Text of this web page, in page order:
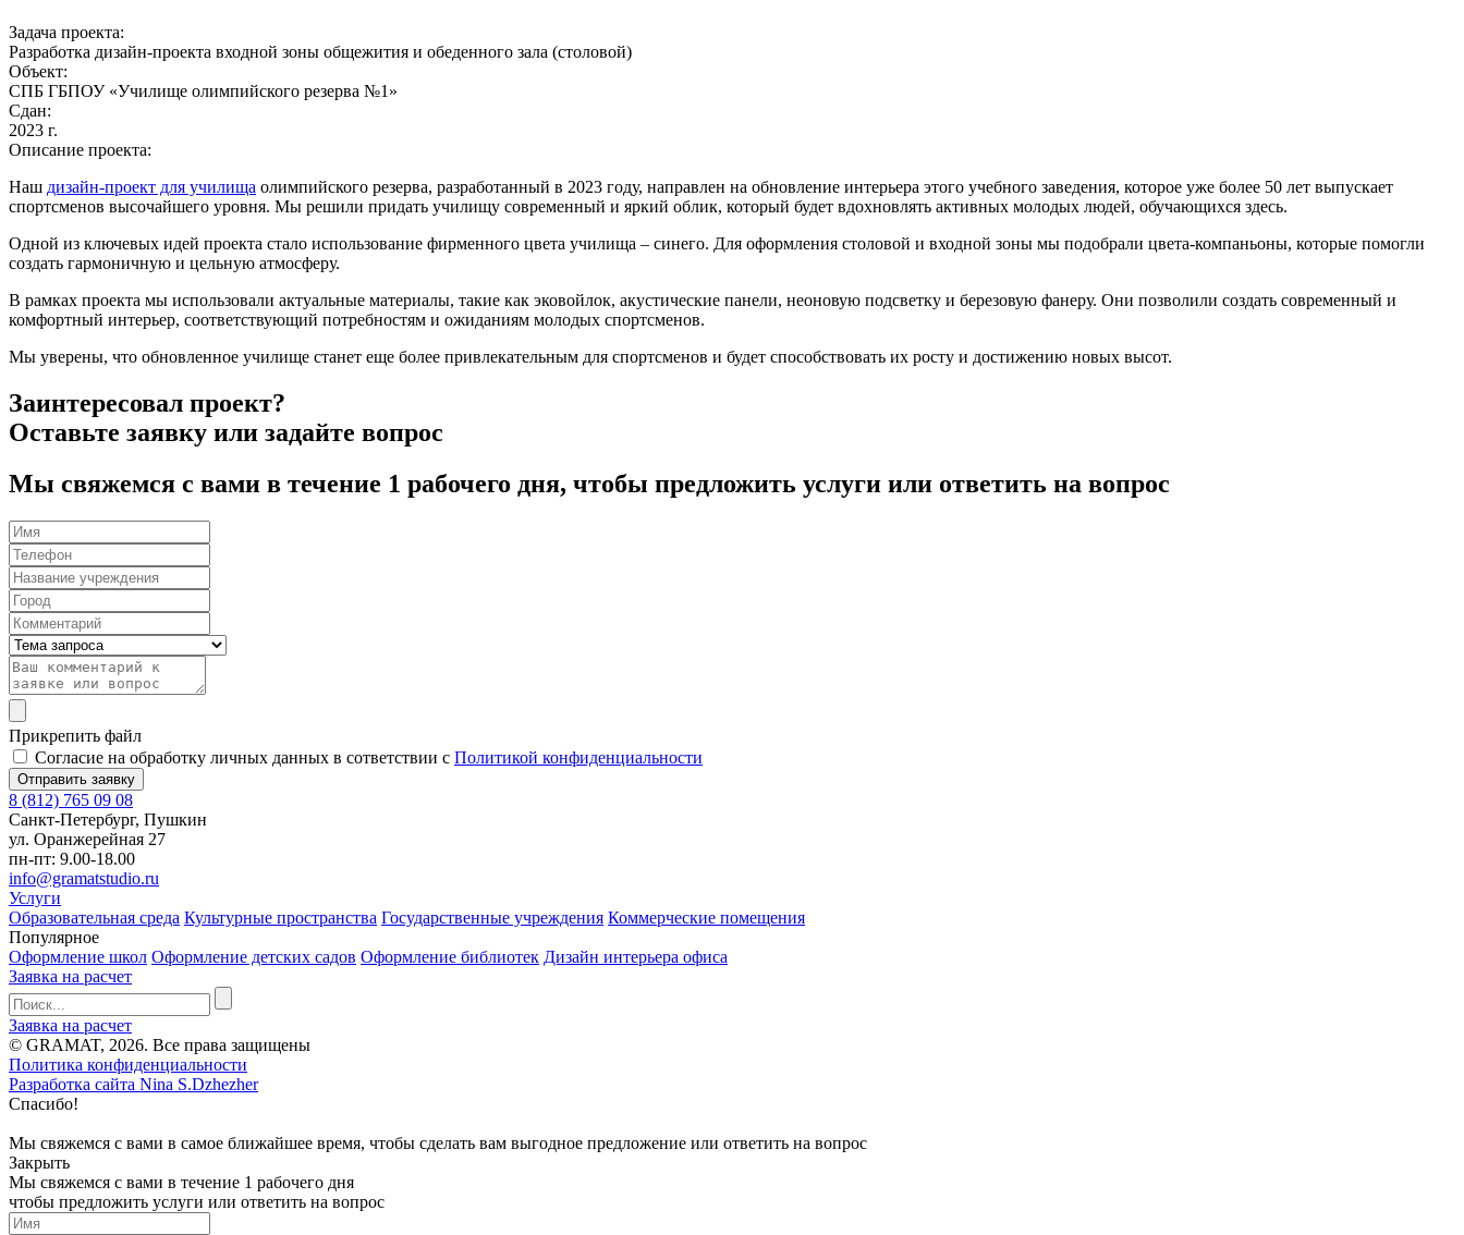
Задача проекта:
Разработка дизайн-проекта входной зоны общежития и обеденного зала (столовой)
Объект:
СПБ ГБПОУ «Училище олимпийского резерва №1»
Сдан:
2023 г.
Описание проекта:
Наш дизайн-проект для училища олимпийского резерва, разработанный в 2023 году, направлен на обновление интерьера этого учебного заведения, которое уже более 50 лет выпускает
спортсменов высочайшего уровня. Мы решили придать училищу современный и яркий облик, который будет вдохновлять активных молодых людей, обучающихся здесь.
Одной из ключевых идей проекта стало использование фирменного цвета училища – синего. Для оформления столовой и входной зоны мы подобрали цвета-компаньоны, которые помогли
создать гармоничную и цельную атмосферу.
В рамках проекта мы использовали актуальные материалы, такие как эковойлок, акустические панели, неоновую подсветку и березовую фанеру. Они позволили создать современный и
комфортный интерьер, соответствующий потребностям и ожиданиям молодых спортсменов.
Мы уверены, что обновленное училище станет еще более привлекательным для спортсменов и будет способствовать их росту и достижению новых высот.
Заинтересовал проект?
Оставьте заявку или задайте вопрос
Мы свяжемся с вами в течение 1 рабочего дня, чтобы предложить услуги или ответить на вопрос
Прикрепить файл
Согласие на обработку личных данных в сответствии с Политикой конфиденциальности
8 (812) 765 09 08
Санкт-Петербург, Пушкин
ул. Оранжерейная 27
пн-пт: 9.00-18.00
info@gramatstudio.ru
Услуги
Образовательная среда Культурные пространства Государственные учреждения Коммерческие помещения
Популярное
Оформление школ Оформление детских садов Оформление библиотек Дизайн интерьера офиса
Заявка на расчет
Заявка на расчет
© GRAMAT, 2026. Все права защищены
Политика конфиденциальности
Разработка сайта Nina S.Dzhezher
Спасибо!
Мы свяжемся с вами в самое ближайшее время, чтобы сделать вам выгодное предложение или ответить на вопрос
Закрыть
Мы свяжемся с вами в течение 1 рабочего дня
чтобы предложить услуги или ответить на вопрос